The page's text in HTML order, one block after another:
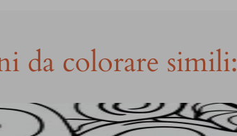
da colorare simili: